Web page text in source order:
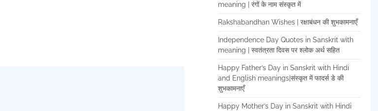
meaning | रंगों के नाम संस्कृत में
Rakshabandhan Wishes | रक्षाबंधन की शुभकामनाएँ
Independence Day Quotes in Sanskrit with
meaning | स्वतंत्रता दिवस पर श्लोक अर्थ सहित
Happy Father’s Day in Sanskrit with Hindi
and English meanings|संस्कृत में फादर्स डे की
शुभकामनाएँ
Happy Mother’s Day in Sanskrit with Hindi